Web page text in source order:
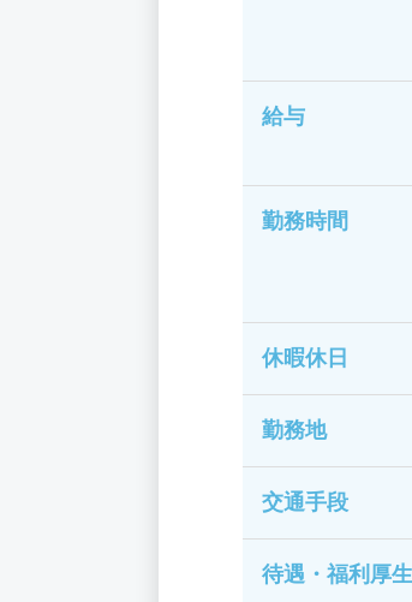
給与
勤務時間
休暇休日
勤務地
交通手段
待遇・福利厚生